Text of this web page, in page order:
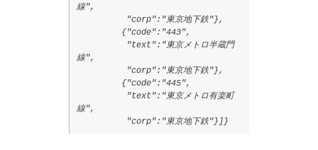
線",
"corp":"東京地下鉄"},
{"code":"443",
"text":"東京メトロ半蔵門
線",
"corp":"東京地下鉄"},
{"code":"445",
"text":"東京メトロ有楽町
線",
"corp":"東京地下鉄"}]}